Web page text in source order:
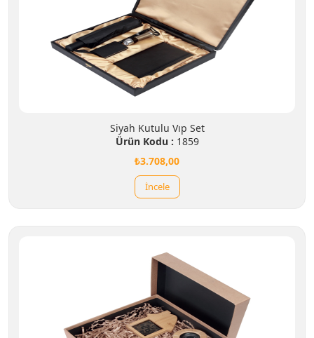
Siyah Kutulu Vıp Set
Ürün Kodu : 1859
₺3.708,00
İncele